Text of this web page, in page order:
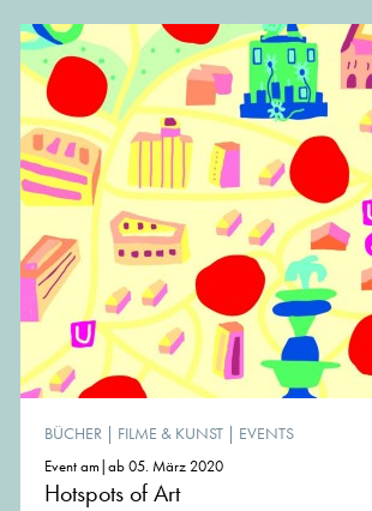
BÜCHER | FILME & KUNST | EVENTS
Event am|ab 05. März 2020
Hotspots of Art